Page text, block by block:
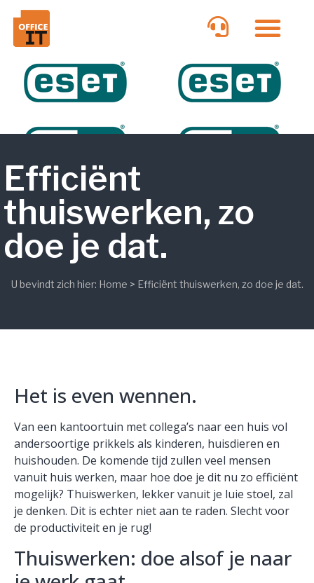
Efficiënt
thuiswerken, zo
doe je dat.
U bevindt zich hier: Home > Efficiënt thuiswerken, zo doe je dat.
Het is even wennen.
Van een kantoortuin met collega’s naar een huis vol
andersoortige prikkels als kinderen, huisdieren en
huishouden. De komende tijd zullen veel mensen
vanuit huis werken, maar hoe doe je dit nu zo efficiënt
mogelijk? Thuiswerken, lekker vanuit je luie stoel, zal
je denken. Dit is echter niet aan te raden. Slecht voor
de productiviteit en je rug!
Thuiswerken: doe alsof je naar